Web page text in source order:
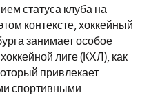
статуса клуба на
контексте, хоккейный
занимает особое
лиге (КХЛ), как
привлекает
спортивными